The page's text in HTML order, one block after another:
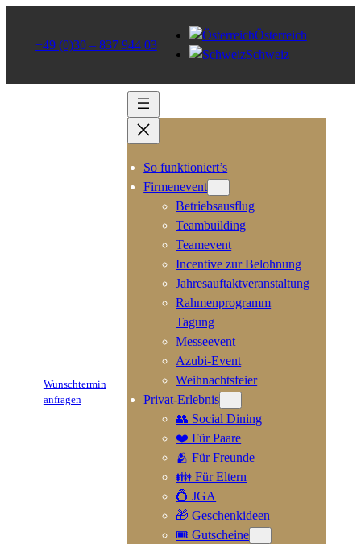
+49 (0)30 – 837 944 03
Österreich
Schweiz
So funktioniert’s
Firmenevent
Betriebsausflug
Teambuilding
Teamevent
Incentive zur Belohnung
Jahresauftaktveranstaltung
Rahmenprogramm
Tagung
Messeevent
Azubi-Event
Weihnachtsfeier
Privat-Erlebnis
👥 Social Dining
❤️ Für Paare
🫂 Für Freunde
👪 Für Eltern
💍 JGA
🎁 Geschenkideen
🎟️ Gutscheine
Wunschtermin
anfragen